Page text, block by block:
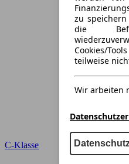
zu
die
Cookies/
teilweise
Wir arbeiten
C-Klasse